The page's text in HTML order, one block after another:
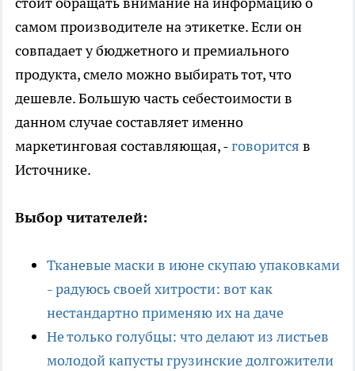
самом производителе на этикетке. Если он
совпадает у бюджетного и премиального
продукта, смело можно выбирать тот, что
дешевле. Большую часть себестоимости в
данном случае составляет именно
маркетинговая составляющая, -говорится в
Источнике.
Выбор читателей:
Тканевые маски в июне скупаю упаковками
- радуюсь своей хитрости: вот как
нестандартно применяю их на даче
Не только голубцы: что делают из листьев
молодой капусты грузинские долгожители